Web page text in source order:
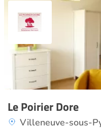
Le Poirier Dore
Villeneuve-sous-